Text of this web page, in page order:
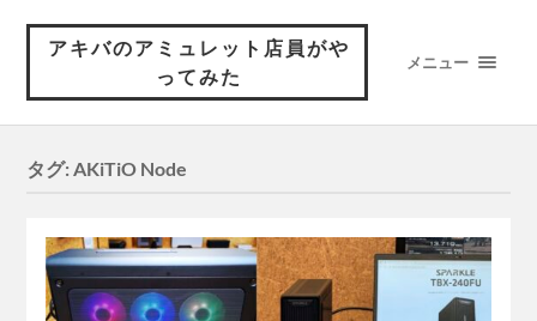
アキバのアミュレット店員がや
ってみた
メニュー
タグ:AKiTiO Node